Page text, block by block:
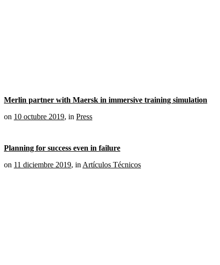
Merlin partner with Maersk in immersive training simulation
on 10 octubre 2019, in Press
Planning for success even in failure
on 11 diciembre 2019, inArtículos Técnicos